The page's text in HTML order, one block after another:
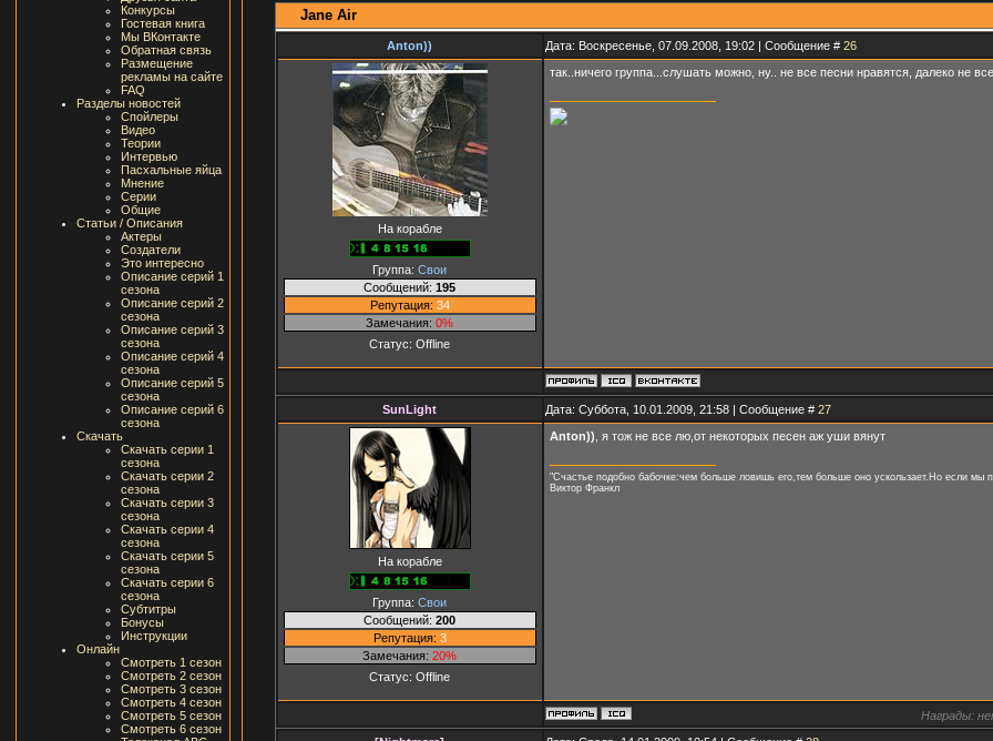
Конкурсы
Гостевая книга
Мы ВКонтакте
Обратная связь
Размещение
рекламы на сайте
FAQ
Разделы новостей
Спойлеры
Видео
Теории
Интервью
Пасхальные яйца
Мнение
Серии
Общие
Статьи / Описания
Актеры
Создатели
Это интересно
Описание серий 1
сезона
Описание серий 2
сезона
Описание серий 3
сезона
Описание серий 4
сезона
Описание серий 5
сезона
Описание серий 6
сезона
Скачать
Скачать серии 1
сезона
Скачать серии 2
сезона
Скачать серии 3
сезона
Скачать серии 4
сезона
Скачать серии 5
сезона
Скачать серии 6
сезона
Субтитры
Бонусы
Инструкции
Онлайн
Смотреть 1 сезон
Смотреть 2 сезон
Смотреть 3 сезон
Смотреть 4 сезон
Смотреть 5 сезон
Смотреть 6 сезон
Jane Air
Anton)) Дата: Воскресенье, 07.09.2008, 19:02 | Сообщение # 26
На корабле
Группа: Свои
Сообщений: 195
Репутация: 34
Замечания: 0%
Статус: Offline
так..ничего группа...слушать можно, ну.. не все песни нравятся, далеко не
SunLight Дата: Суббота, 10.01.2009, 21:58 | Сообщение # 27
На корабле
Группа: Свои
Сообщений: 200
Репутация: 3
Замечания: 20%
Статус: Offline
Anton)) , я тож не все лю,от некоторых песен аж уши вянут
"Счастье подобно бабочке:чем больше ловишь его,тем больше оно ускользает.Но если мы
Виктор Франкл
Награды: